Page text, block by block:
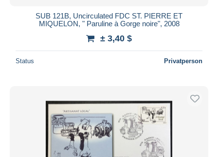
SUB 121B, Uncirculated FDC ST. PIERRE ET
MIQUELON, " Paruline à Gorge noire", 2008
± 3,40 $
Status Privatperson